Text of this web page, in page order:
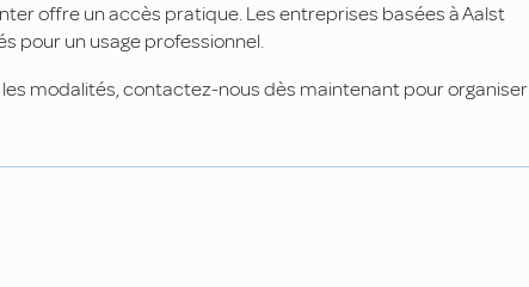
offre un accès pratique. Les entreprises basées à Aalst
pour un usage professionnel.
modalités, contactez-nous dès maintenant pour organiser